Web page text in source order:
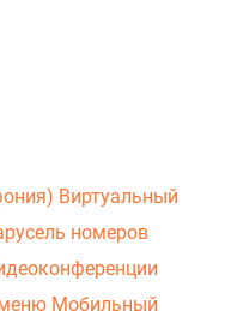
Виртуальный
номеров
Мобильный